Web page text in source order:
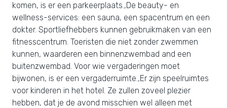
komen, is er een parkeerplaats.,De beauty- en
wellness-services: een sauna, een spacentrum en een
dokter. Sportliefhebbers kunnen gebruikmaken van een
fitnesscentrum. Toeristen die niet zonder zwemmen
kunnen, waarderen een binnenzwembad and een
buitenzwembad. Voor wie vergaderingen moet
bijwonen, is er een vergaderruimte.,Er zijn speelruimtes
voor kinderen in het hotel. Ze zullen zoveel plezier
hebben, dat je de avond misschien wel alleen met